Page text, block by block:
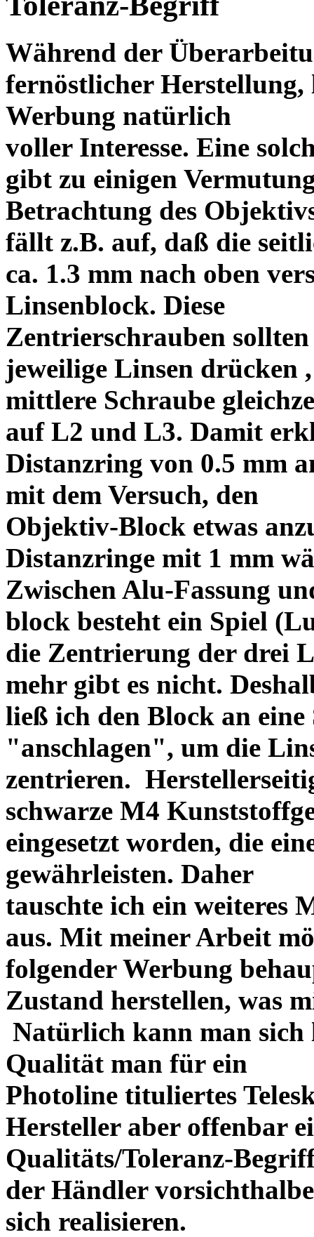
Während der
fernöstlicher Herstellung,
Werbung natürlich
voller Interesse. Eine
gibt zu einigen
Betrachtung des
fällt z.B. auf, daß die
ca. 1.3 mm nach oben
Linsenblock. Diese
Zentrierschrauben
jeweilige Linsen drücken
mittlere Schraube
auf L2 und L3. Damit
Distanzring von 0.5 mm
mit dem Versuch, den
Objektiv-Block etwas
Distanzringe mit 1 mm
Zwischen Alu-Fassung
block besteht ein Spiel
die Zentrierung der drei
mehr gibt es nicht.
ließ ich den Block an eine
"anschlagen", um die
zentrieren.
schwarze M4
eingesetzt worden, die
gewährleisten. Daher
tauschte ich ein weiteres
aus. Mit meiner Arbeit
folgender Werbung
Zustand herstellen, was
Natürlich kann man sich
Qualität man für ein
Photoline tituliertes
Hersteller aber offenbar
Qualitäts/Toleranz-
der Händler
sich realisieren.